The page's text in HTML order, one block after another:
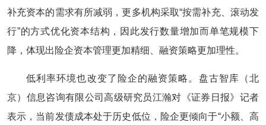
补充资本的需求有所减弱，更多机构采取“按需补充、滚动发
行”的方式优化资本结构，因此发行数量增加而单笔规模下
降，体现出险企资本管理更加精细、融资策略更加理性。
低利率环境也改变了险企的融资策略。盘古智库（北
京）信息咨询有限公司高级研究员江瀚对《证券日报》记者
表示，当前发债成本处于历史低位，险企更倾向于“小额、高